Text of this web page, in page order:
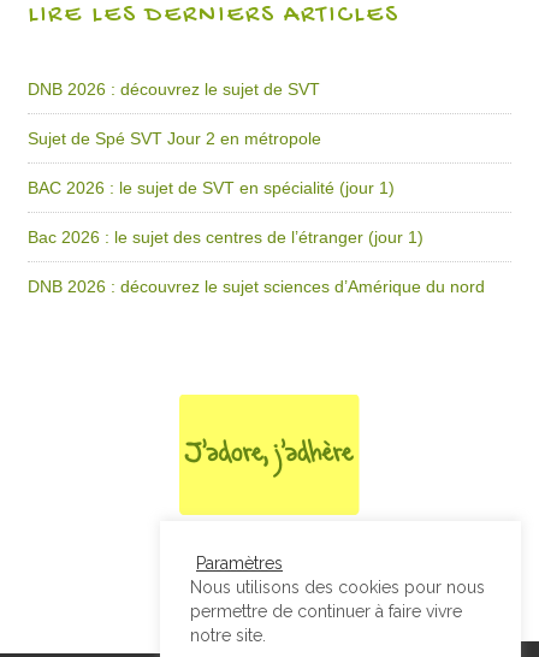
LIRE LES DERNIERS ARTICLES
DNB 2026 : découvrez le sujet de SVT
Sujet de Spé SVT Jour 2 en métropole
BAC 2026 : le sujet de SVT en spécialité (jour 1)
Bac 2026 : le sujet des centres de l’étranger (jour 1)
DNB 2026 : découvrez le sujet sciences d’Amérique du nord
Paramètres
Nous utilisons des cookies pour nous
permettre de continuer à faire vivre
notre site.